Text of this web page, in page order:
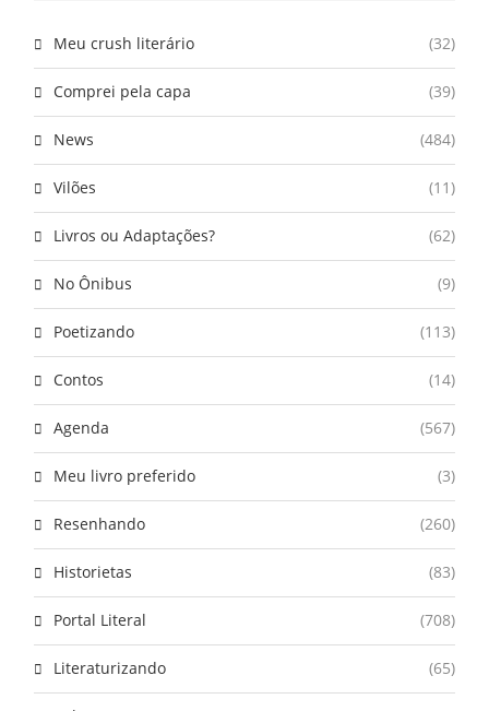
Meu crush literário (32)
Comprei pela capa (39)
News (484)
Vilões (11)
Livros ou Adaptações? (62)
No Ônibus (9)
Poetizando (113)
Contos (14)
Agenda (567)
Meu livro preferido (3)
Resenhando (260)
Historietas (83)
Portal Literal (708)
Literaturizando (65)